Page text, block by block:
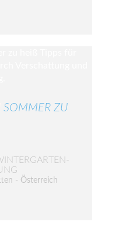
SOMMER ZU
- Österreich